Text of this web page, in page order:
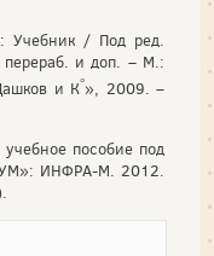
Учебник / Под ред.
и доп. – М.:
и К°», 2009. –
пособие под
ИНФРА-М. 2012.